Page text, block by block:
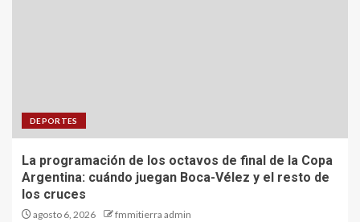
DEPORTES
La programación de los octavos de final de la Copa
Argentina: cuándo juegan Boca-Vélez y el resto de
los cruces
agosto 6, 2026 fmmitierra admin